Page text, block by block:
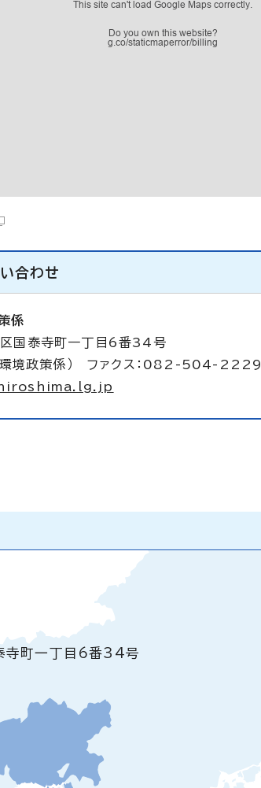
合わせ
係
泰寺町一丁目6番34号
境政策係） ファクス：082-504-2229
寺町一丁目6番34号